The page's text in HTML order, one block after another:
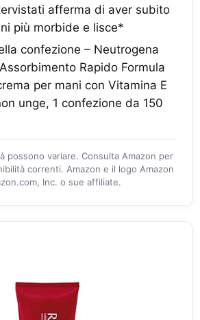
afferma di aver subito
più morbide e lisce*
confezione – Neutrogena
Rapido Formula
per mani con Vitamina E
unge, 1 confezione da 150
possono variare. Consulta Amazon per
correnti. Amazon e il logo Amazon
Inc. o sue affiliate.